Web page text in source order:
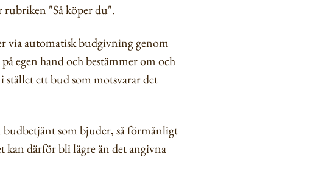
rubriken "Så köper du".
via automatisk budgivning genom
egen hand och bestämmer om och
ett bud som motsvarar det
som bjuder, så förmånligt
därför bli lägre än det angivna